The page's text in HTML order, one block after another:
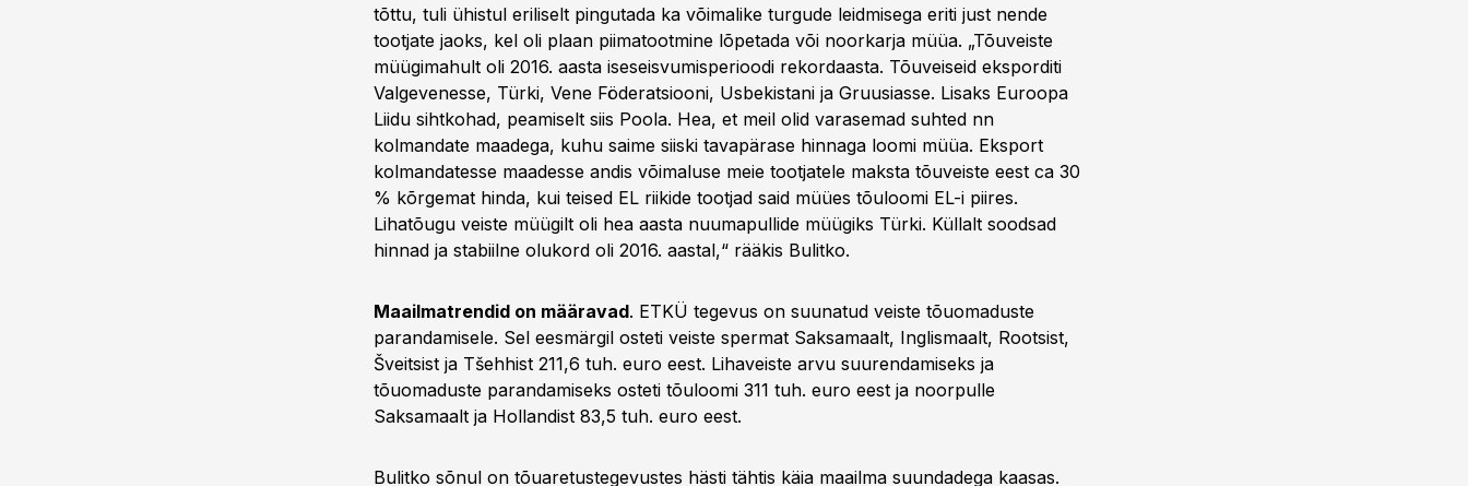
tõttu, tuli ühistul eriliselt pingutada ka võimalike turgude leidmisega eriti just nende
tootjate jaoks, kel oli plaan piimatootmine lõpetada või noorkarja müüa. „Tõuveiste
müügimahult oli 2016. aasta iseseisvumisperioodi rekordaasta. Tõuveiseid eksporditi
Valgevenesse, Türki, Vene Föderatsiooni, Usbekistani ja Gruusiasse. Lisaks Euroopa
Liidu sihtkohad, peamiselt siis Poola. Hea, et meil olid varasemad suhted nn
kolmandate maadega, kuhu saime siiski tavapärase hinnaga loomi müüa. Eksport
kolmandatesse maadesse andis võimaluse meie tootjatele maksta tõuveiste eest ca 30
% kõrgemat hinda, kui teised EL riikide tootjad said müües tõuloomi EL-i piires.
Lihatõugu veiste müügilt oli hea aasta nuumapullide müügiks Türki. Küllalt soodsad
hinnad ja stabiilne olukord oli 2016. aastal,“ rääkis Bulitko.
Maailmatrendid on määravad. ETKÜ tegevus on suunatud veiste tõuomaduste
parandamisele. Sel eesmärgil osteti veiste spermat Saksamaalt, Inglismaalt, Rootsist,
Šveitsist ja Tšehhist 211,6 tuh. euro eest. Lihaveiste arvu suurendamiseks ja
tõuomaduste parandamiseks osteti tõuloomi 311 tuh. euro eest ja noorpulle
Saksamaalt ja Hollandist 83,5 tuh. euro eest.
Bulitko sõnul on tõuaretustegevustes hästi tähtis käia maailma suundadega kaasas.